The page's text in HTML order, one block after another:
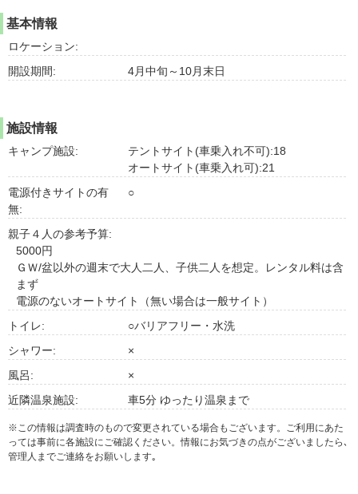
基本情報
ロケーション:
開設期間:
4月中旬～10月末日
施設情報
キャンプ施設:
テントサイト(車乗入れ不可):18
オートサイト(車乗入れ可):21
電源付きサイトの有
無:
○
親子４人の参考予算:
5000円
ＧＷ/盆以外の週末で大人二人、子供二人を想定。レンタル料は含
まず
電源のないオートサイト（無い場合は一般サイト）
トイレ:
○バリアフリー・水洗
シャワー:
×
風呂:
×
近隣温泉施設:
車5分 ゆったり温泉まで
※この情報は調査時のもので変更されている場合もございます。ご利用にあた
っては事前に各施設にご確認ください。情報にお気づきの点がございましたら､
管理人までご連絡をお願いします｡